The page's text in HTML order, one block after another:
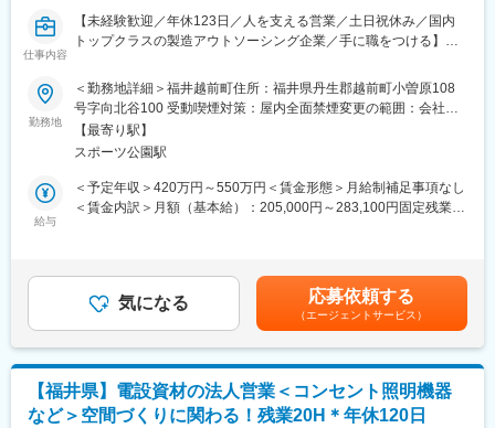
に展開を図るなど、総合電子機器メーカーとして確固たる経営基
盤の強化に努めています。
変更の範囲：会社の定める業務
・仕事や生活の相談対応（対面・電話）
・職場巡回、困りごとのフォロー
・寮や送迎のサポート、備品管理
▼ポイント
ちょっとした気づきと行動の積み重ねが、出勤率・定着率に繋が
ります。
◆企業（お客様）への営業
・働きやすい環境づくりの提案
・スタッフの定着を高めるための改善提案
◆この仕事の魅力
・スタッフの出勤率・定着率の向上を実現することで、お客様か
ら評価いただき、追加の受注につながる時に大きなやりがいを感
じます
◆この仕事で身につく力
・相手に寄り添うコミュニケーション力
仕事内容
【未経験歓迎／年休123日／人を支える営業／土日祝休み／国内
トップクラスの製造アウトソーシング企業／手に職をつける】
国内トップクラスの製造アウトソーシング企業である同社にて、
派遣スタッフのマネジメントと企業への営業をお任せします。
単なる人材手配ではなく、現場の稼働を支える重要なポジション
です。
＼この仕事で積めるスキル／
・「人を動かす」マネジメント力
・課題発見～解決までの実行力
現場で働くスタッフ一人ひとりに向き合い、定着・活躍を支えま
す。
・新人受入れ、交流会などの企画運営
▼ポイント
小さな行動の積み重ねで信頼関係が構築でき、スタッフの出勤
勤務地
＜勤務地詳細＞福井越前町住所：福井県丹生郡越前町小曽原108
号字向北谷100 受動喫煙対策：屋内全面禁煙変更の範囲：会社の
定める事業所
【最寄り駅】
スポーツ公園駅
給与
＜予定年収＞420万円～550万円＜賃金形態＞月給制補足事項なし
＜賃金内訳＞月額（基本給）：205,000円～283,100円固定残業手
＞■業績賞与年2回（昨年実績3～6ヶ月）■決算賞与■モデル年収・
450万円／主任・28歳・入社3年目（月給32万円＋賞与）・627万
円／マネージャー・32歳・入社6年目（月給40万円＋賞与）・800
万円／副部長・43歳・入社15年（月給50万円＋賞与）賃金はあく
までも目安の金額であり、選考を通じて上下する可能性がありま
す。月給(月額)は固定手当を含めた表記です。
気になる 応募依頼する
（エージェントサービス）
【福井県】電設資材の法人営業＜コンセント照明機器
など＞空間づくりに関わる！残業20H＊年休120日